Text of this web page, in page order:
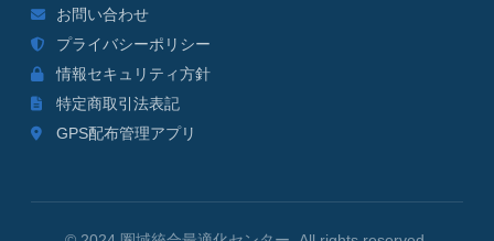
お問い合わせ
プライバシーポリシー
情報セキュリティ方針
特定商取引法表記
GPS配布管理アプリ